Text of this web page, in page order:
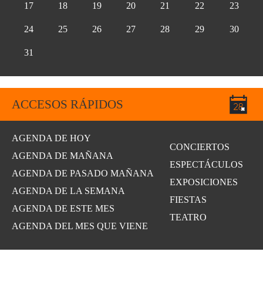
17 18 19 20 21 22 23
24 25 26 27 28 29 30
31
ACCESOS RÁPIDOS
AGENDA DE HOY
AGENDA DE MAÑANA
AGENDA DE PASADO MAÑANA
AGENDA DE LA SEMANA
AGENDA DE ESTE MES
AGENDA DEL MES QUE VIENE
CONCIERTOS
ESPECTÁCULOS
EXPOSICIONES
FIESTAS
TEATRO